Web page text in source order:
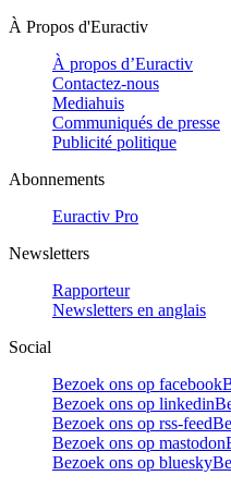
À Propos d'Euractiv
À propos d’Euractiv
Contactez-nous
Mediahuis
Communiqués de presse
Publicité politique
Abonnements
Euractiv Pro
Newsletters
Rapporteur
Newsletters en anglais
Social
Bezoek ons op facebook
Bezoek ons op linkedin
Bezoek ons op rss-feed
Bezoek ons op mastodon
Bezoek ons op bluesky